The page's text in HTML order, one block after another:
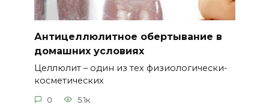
Антицеллюлитное обертывание в
домашних условиях
Целлюлит – один из тех физиологически-
косметических
0 5.1к.